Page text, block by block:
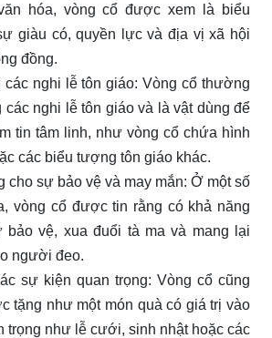
hóa, vòng cổ được xem là biểu
giàu có, quyền lực và địa vị xã hội
đồng.
các nghi lễ tôn giáo: Vòng cổ thường
các nghi lễ tôn giáo và là vật dùng để
tin tâm linh, như vòng cổ chứa hình
các biểu tượng tôn giáo khác.
cho sự bảo vệ và may mắn: Ở một số
vòng cổ được tin rằng có khả năng
bảo vệ, xua đuổi tà ma và mang lại
người đeo.
sự kiện quan trọng: Vòng cổ cũng
tặng như một món quà có giá trị vào
trọng như lễ cưới, sinh nhật hoặc các